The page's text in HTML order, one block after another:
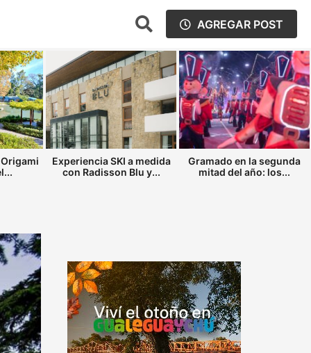
AGREGAR POST
Experiencia SKI a medida
con Radisson Blu y...
Gramado en la segunda
mitad del año: los...